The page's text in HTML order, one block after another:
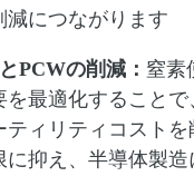
減につながります
PCWの削減： 窒素
最適化することで
ティリティコスト
に抑え、半導体製